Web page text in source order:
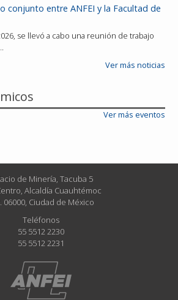
conjunto entre ANFEI y la Facultad de
se llevó a cabo una reunión de trabajo
Ver más noticias
Ver más eventos
de Minería, Tacuba 5
Alcaldía Cuauhtémoc
06000, Ciudad de México
Teléfonos
55 5512 2230
55 5512 2231